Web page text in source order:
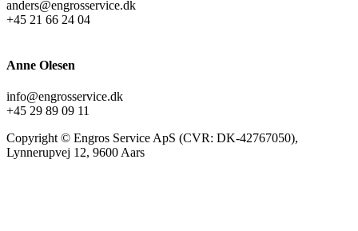
anders@engrosservice.dk
+45 21 66 24 04
Anne Olesen
info@engrosservice.dk
+45 29 89 09 11
Copyright © Engros Service ApS (CVR: DK-42767050),
Lynnerupvej 12, 9600 Aars